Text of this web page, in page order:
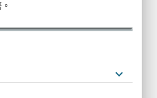
keyboard_arrow_down